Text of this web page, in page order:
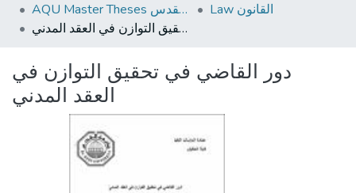
AQU Master Theses الرسائل الجامعية الخاصة بجامعة القدس
Law القانون
دور القاضي في تحقيق التوازن في العقد المدني
دور القاضي في تحقيق التوازن في
العقد المدني